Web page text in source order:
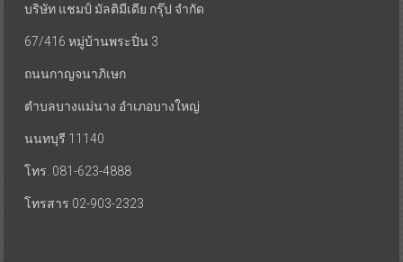
บริษัท แชมป์ มัลติมีเดีย กรุ๊ป จำกัด
67/416 หมู่บ้านพระปิ่น 3
ถนนกาญจนาภิเษก
ตำบลบางแม่นาง อำเภอบางใหญ่
นนทบุรี 11140
โทร. 081-623-4888
โทรสาร 02-903-2323